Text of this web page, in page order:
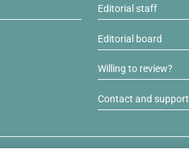
Editorial staff
Editorial board
Willing to review?
Contact and support